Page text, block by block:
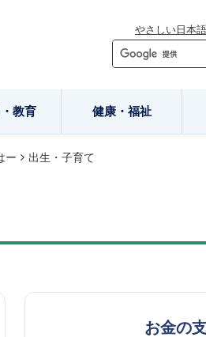
やさしい日本語
教育 健康・福祉
ー 出生・子育て
お金の